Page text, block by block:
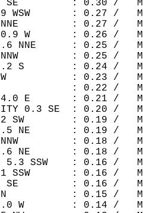
0.7 SE         : 0.30 /
2.9 WSW       : 0.27 /
NNE         : 0.27 /
0.9 W       : 0.26 /
1.6 NNE      : 0.25 /
2.1 NNW         : 0.25 /
4.2 S        : 0.24 /
5.7 W           : 0.23 /
N             : 0.22 /
4.0 E       : 0.21 /
CITY 0.3 SE  : 0.20
4.2 SW        : 0.19 /
2.5 NE       : 0.19 /
NNW         : 0.18 /
0.6 NE       : 0.18 /
5.3 SSW    : 0.16
1.1 SSW       : 0.16 /
5.9 SE         : 0.16 /
2.3 N           : 0.15 /
1.0 W        : 0.14 /